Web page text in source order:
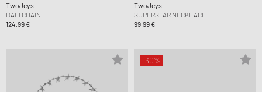
TwoJeys
BALI CHAIN
124,99 €
TwoJeys
SUPERSTAR NECKLACE
99,99 €
-30%